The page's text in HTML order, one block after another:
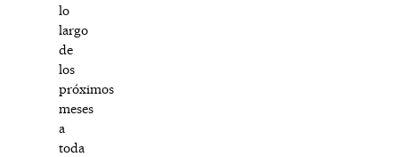
lo
largo
de
los
próximos
meses
a
toda